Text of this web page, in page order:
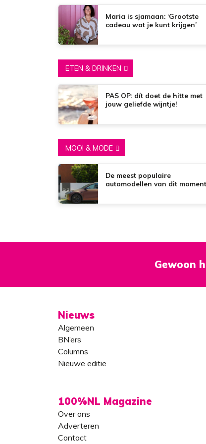
Maria is sjamaan: ‘Grootste
cadeau wat je kunt krijgen’
ETEN & DRINKEN
PAS OP: dít doet de hitte met
jouw geliefde wijntje!
MOOI & MODE
De meest populaire
automodellen van dit moment
Gewoon
Nieuws
Algemeen
BN’ers
Columns
Nieuwe editie
100%NL Magazine
Over ons
Adverteren
Contact